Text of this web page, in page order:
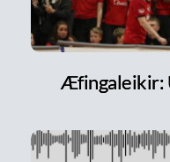
Æfingaleikir: